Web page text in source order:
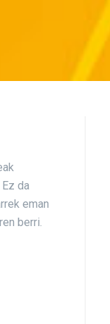
da
eman
berri.